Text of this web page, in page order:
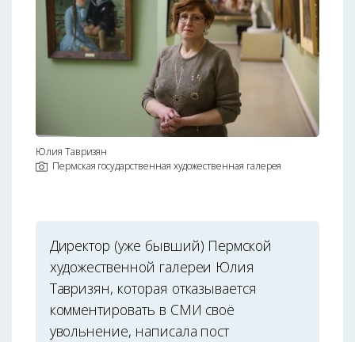
Юлия Тавризян
Пермская государственная художественная галерея
Директор (уже бывший) Пермской
художественной галереи Юлия
Тавризян, которая отказывается
комментировать в СМИ своё
увольнение, написала пост